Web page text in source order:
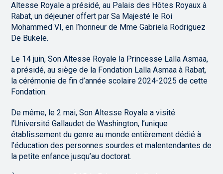
Altesse Royale a présidé, au Palais des Hôtes Royaux à
Rabat, un déjeuner offert par Sa Majesté le Roi
Mohammed VI, en l’honneur de Mme Gabriela Rodriguez
De Bukele.
Le 14 juin, Son Altesse Royale la Princesse Lalla Asmaa,
a présidé, au siège de la Fondation Lalla Asmaa à Rabat,
la cérémonie de fin d’année scolaire 2024-2025 de cette
Fondation.
De même, le 2 mai, Son Altesse Royale a visité
l’Université Gallaudet de Washington, l’unique
établissement du genre au monde entièrement dédié à
l’éducation des personnes sourdes et malentendantes de
la petite enfance jusqu’au doctorat.